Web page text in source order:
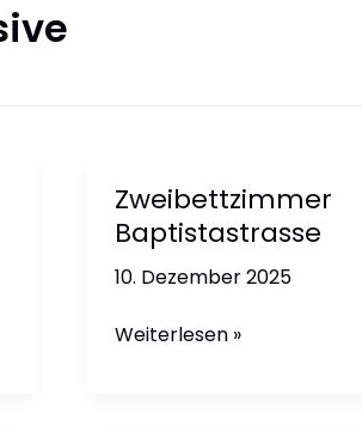
Zweibettzimmer
Baptistastrasse
10. Dezember 2025
Zweibettzimmer
Weiterlesen »